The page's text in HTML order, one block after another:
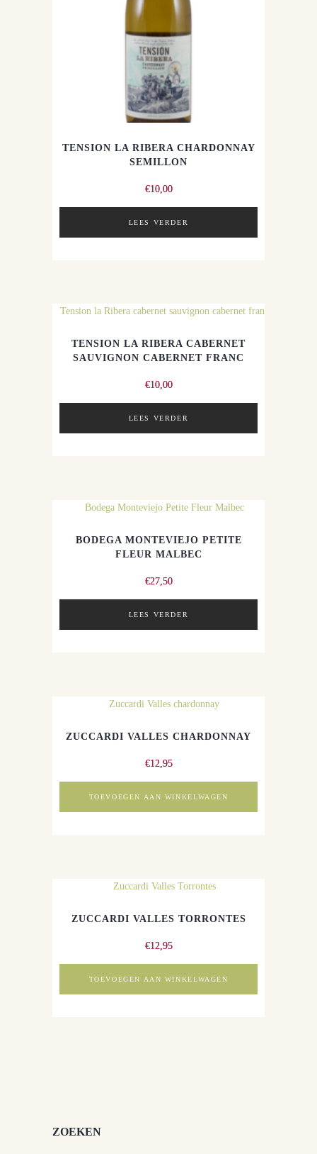
TENSION LA RIBERA CHARDONNAY
SEMILLON
€10,00
LEES VERDER
TENSION LA RIBERA CABERNET
SAUVIGNON CABERNET FRANC
€10,00
LEES VERDER
BODEGA MONTEVIEJO PETITE
FLEUR MALBEC
€27,50
LEES VERDER
ZUCCARDI VALLES CHARDONNAY
€12,95
TOEVOEGEN AAN WINKELWAGEN
ZUCCARDI VALLES TORRONTES
€12,95
TOEVOEGEN AAN WINKELWAGEN
ZOEKEN